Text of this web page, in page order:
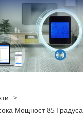
>
Мощност 85 Градуса